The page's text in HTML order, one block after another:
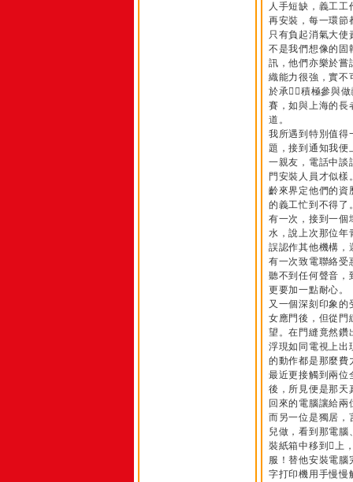
人手短缺，義工
再安裝，每一環節
只有負起消氣大使
不是我們想像的固
訊，他們亦樂於嘗
織能力很強，實不
於承，積極參與
賽，如與上海的長
道。
我所遇到特別值得
題，接到通知我便
一親友，電話中談
門安裝人員才似樣
齡來界定他們的資
的義工忙到不得了
有一次，接到一個
水，說上次那位年
誤認作其他機構，
有一次致電聯絡受
聽不到任何聲音，
更要加一點耐心。
又一個深刻印象的
女應門後，但從門
望。在門縫竟然鑽
浮現如同電視上出
的動作都是那麼費
最近更接觸到兩位
後，所見便是那天
回來的電腦讓給
而另一位是獨居，
兒做，看到那電腦
裝紙箱中移到上
服！替他安裝電腦
字打印機用手慢慢